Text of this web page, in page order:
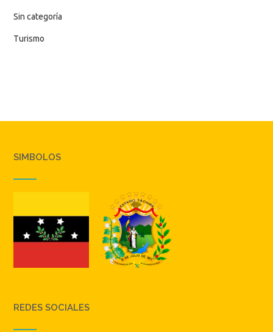
Sin categoría
Turismo
SIMBOLOS
REDES SOCIALES